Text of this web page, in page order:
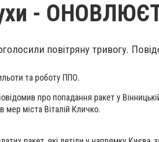
-
повітряну тривогу.
та роботу ППО.
про попадання ракет у
мер міста Віталій Кличко.